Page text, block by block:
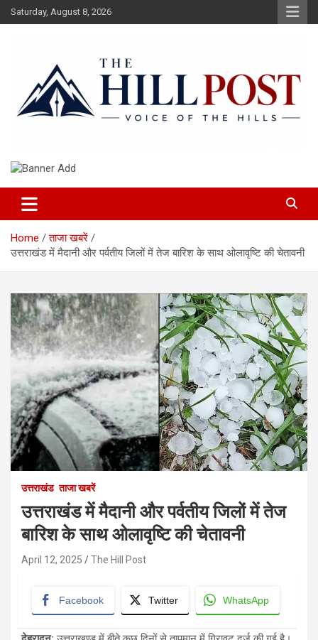
Skip
to
Saturday, August 8, 2026
The Hillpost
Home
ताजा खबरें
उत्तराखंड में मैदानी और पर्वतीय जिलों में तेज बारिश के साथ ओलावृष्टि की चेतावनी
उत्तराखंड ताजा खबरें
उत्तराखंड में मैदानी और पर्वतीय जिलों में तेज
बारिश के साथ ओलावृष्टि की चेतावनी
April 12, 2025 The Hill Post
Facebook Twitter WhatsApp